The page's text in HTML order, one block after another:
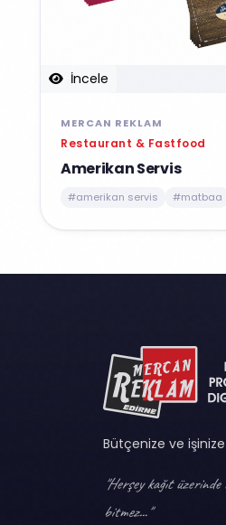
İncele
MERCAN REKLAM
Restaurant & Fastfood
Amerikan Servis
#amerikan servis #matbaa
Bütçenize ve
"Herşey kağıt
bitmez..."